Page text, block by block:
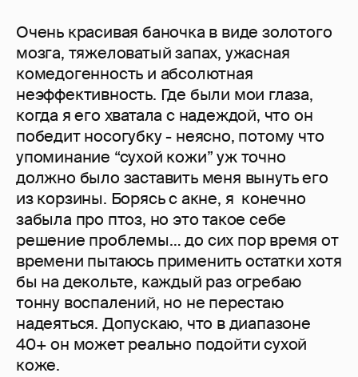
Очень красивая баночка в виде золотого
мозга, тяжеловатый запах, ужасная
комедогенность и абсолютная
неэффективность. Где были мои глаза,
когда я его хватала с надеждой, что он
победит носогубку - неясно, потому что
упоминание “сухой кожи” уж точно
должно было заставить меня вынуть его
из корзины. Борясь с акне, я конечно
забыла про птоз, но это такое себе
решение проблемы… до сих пор время от
времени пытаюсь применить остатки хотя
бы на декольте, каждый раз огребаю
тонну воспалений, но не перестаю
надеяться. Допускаю, что в диапазоне
40+ он может реально подойти сухой
коже.